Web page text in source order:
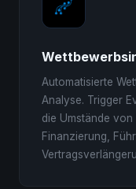
Automatisierte
Analyse. Trigger
die Umstände
Finanzierung,